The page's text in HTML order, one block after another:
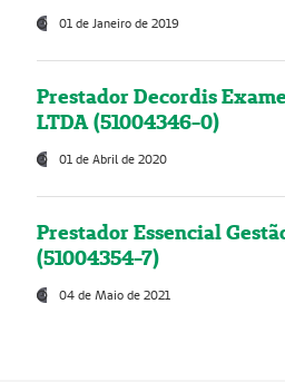
01 de Janeiro de 2019
Prestador Decordis
LTDA (51004346-0)
01 de Abril de 2020
Prestador Essencial
(51004354-7)
04 de Maio de 2021